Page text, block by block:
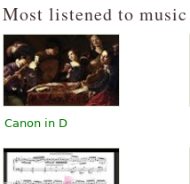
Most listened to music
Canon in D